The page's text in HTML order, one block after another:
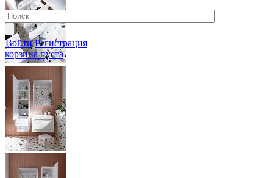
Войти Регистрация
корзина пуста